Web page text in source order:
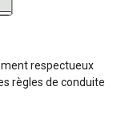
respectueux
règles de conduite